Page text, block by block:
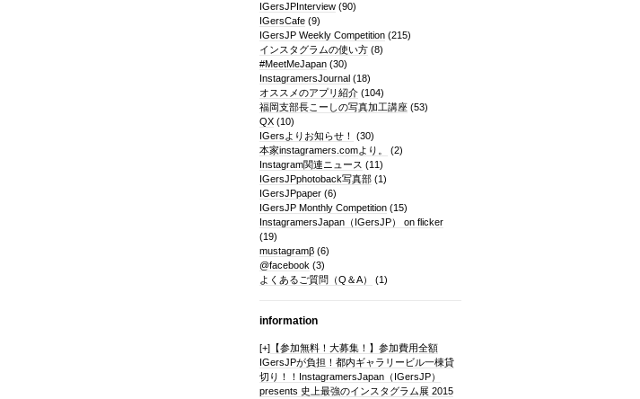
IGersJPInterview(90)
IGersCafe(9)
IGersJP Weekly Competition(215)
インスタグラムの使い方(8)
#MeetMeJapan(30)
InstagramersJournal(18)
オススメのアプリ紹介(104)
福岡支部長こーしの写真加工講座(53)
QX(10)
IGersよりお知らせ！
(30)
本家instagramers.comより。
(2)
Instagram関連ニュース (11)
IGersJPphotoback写真部(1)
IGersJPpaper(6)
IGersJP Monthly Competition(15)
InstagramersJapan（IGersJP） on flicker
(19)
mustagramβ(6)
@facebook (3)
よくあるご質問（Q＆A）
(1)
information
[+]【参加無料！大募集！】参加費用全額
IGersJPが負担！都内ギャラリービル一棟貸
切り！！InstagramersJapan（IGersJP）
presents 史上最強のインスタグラム展 2015